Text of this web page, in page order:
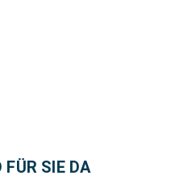
FÜR SIE DA